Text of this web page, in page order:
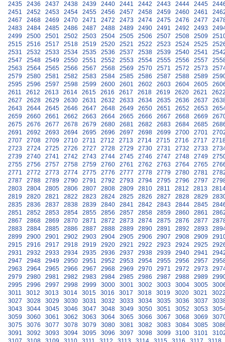
2435
2436 2437 2438 2439 2440 2441 2442 2443 2444 2445
2451
2452 2453 2454 2455 2456 2457 2458 2459 2460 2461
2467
2468 2469 2470 2471 2472 2473 2474 2475 2476 2477
2483
2484 2485 2486 2487 2488 2489 2490 2491 2492 2493
2499
2500 2501 2502 2503 2504 2505 2506 2507 2508 2509
2515
2516 2517 2518 2519 2520 2521 2522 2523 2524 2525
2531
2532 2533 2534 2535 2536 2537 2538 2539 2540 2541
2547
2548 2549 2550 2551 2552 2553 2554 2555 2556 2557
2563
2564 2565 2566 2567 2568 2569 2570 2571 2572 2573
2579
2580 2581 2582 2583 2584 2585 2586 2587 2588 2589
2595
2596 2597 2598 2599 2600 2601 2602 2603 2604 2605
2611
2612 2613 2614 2615 2616 2617 2618 2619 2620 2621
2627
2628 2629 2630 2631 2632 2633 2634 2635 2636 2637
2643
2644 2645 2646 2647 2648 2649 2650 2651 2652 2653
2659
2660 2661 2662 2663 2664 2665 2666 2667 2668 2669
2675
2676 2677 2678 2679 2680 2681 2682 2683 2684 2685
2691
2692 2693 2694 2695 2696 2697 2698 2699 2700 2701
2707
2708 2709 2710 2711 2712 2713 2714 2715 2716 2717
2723
2724 2725 2726 2727 2728 2729 2730 2731 2732 2733
2739
2740 2741 2742 2743 2744 2745 2746 2747 2748 2749
2755
2756 2757 2758 2759 2760 2761 2762 2763 2764 2765
2771
2772 2773 2774 2775 2776 2777 2778 2779 2780 2781
2787
2788 2789 2790 2791 2792 2793 2794 2795 2796 2797
2803
2804 2805 2806 2807 2808 2809 2810 2811 2812 2813
2819
2820 2821 2822 2823 2824 2825 2826 2827 2828 2829
2835
2836 2837 2838 2839 2840 2841 2842 2843 2844 2845
2851
2852 2853 2854 2855 2856 2857 2858 2859 2860 2861
2867
2868 2869 2870 2871 2872 2873 2874 2875 2876 2877
2883
2884 2885 2886 2887 2888 2889 2890 2891 2892 2893
2899
2900 2901 2902 2903 2904 2905 2906 2907 2908 2909
2915
2916 2917 2918 2919 2920 2921 2922 2923 2924 2925
2931
2932 2933 2934 2935 2936 2937 2938 2939 2940 2941
2947
2948 2949 2950 2951 2952 2953 2954 2955 2956 2957
2963
2964 2965 2966 2967 2968 2969 2970 2971 2972 2973
2979
2980 2981 2982 2983 2984 2985 2986 2987 2988 2989
2995
2996 2997 2998 2999 3000 3001 3002 3003 3004 3005
3011
3012 3013 3014 3015 3016 3017 3018 3019 3020 3021
3027
3028 3029 3030 3031 3032 3033 3034 3035 3036 3037
3043
3044 3045 3046 3047 3048 3049 3050 3051 3052 3053
3059
3060 3061 3062 3063 3064 3065 3066 3067 3068 3069
3075
3076 3077 3078 3079 3080 3081 3082 3083 3084 3085
3091
3092 3093 3094 3095 3096 3097 3098 3099 3100 3101